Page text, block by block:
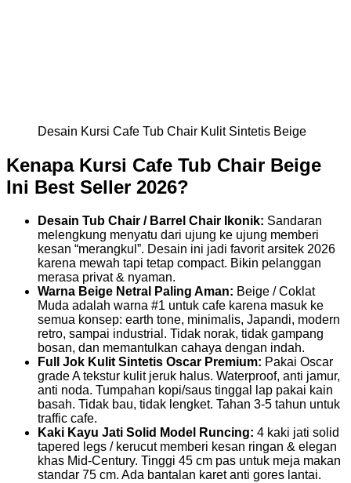
Desain Kursi Cafe Tub Chair Kulit Sintetis Beige
Kenapa Kursi Cafe Tub Chair Beige
Ini Best Seller 2026?
Desain Tub Chair / Barrel Chair Ikonik: Sandaran
melengkung menyatu dari ujung ke ujung memberi
kesan “merangkul”. Desain ini jadi favorit arsitek 2026
karena mewah tapi tetap compact. Bikin pelanggan
merasa privat & nyaman.
Warna Beige Netral Paling Aman: Beige / Coklat
Muda adalah warna #1 untuk cafe karena masuk ke
semua konsep: earth tone, minimalis, Japandi, modern
retro, sampai industrial. Tidak norak, tidak gampang
bosan, dan memantulkan cahaya dengan indah.
Full Jok Kulit Sintetis Oscar Premium: Pakai Oscar
grade A tekstur kulit jeruk halus. Waterproof, anti jamur,
anti noda. Tumpahan kopi/saus tinggal lap pakai kain
basah. Tidak bau, tidak lengket. Tahan 3-5 tahun untuk
traffic cafe.
Kaki Kayu Jati Solid Model Runcing: 4 kaki jati solid
tapered legs / kerucut memberi kesan ringan & elegan
khas Mid-Century. Tinggi 45 cm pas untuk meja makan
standar 75 cm. Ada bantalan karet anti gores lantai.